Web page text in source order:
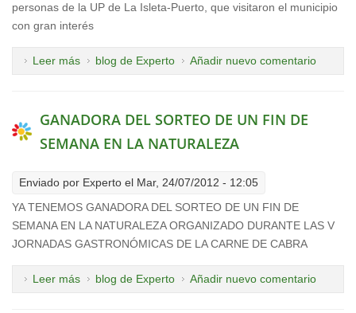
personas de la UP de La Isleta-Puerto, que visitaron el municipio
con gran interés
Leer más sobre VISITA DE LA UP DE LA ISLETA
blog de Experto Añadir nuevo comentario
GANADORA DEL SORTEO DE UN FIN DE
SEMANA EN LA NATURALEZA
Enviado por Experto el Mar, 24/07/2012 - 12:05
YA TENEMOS GANADORA DEL SORTEO DE UN FIN DE
SEMANA EN LA NATURALEZA ORGANIZADO DURANTE LAS V
JORNADAS GASTRONÓMICAS DE LA CARNE DE CABRA
Leer más sobre GANADORA DEL SORTEO DE UN FIN DE
SEMANA EN LA NATURALEZA
blog de Experto Añadir nuevo comentario